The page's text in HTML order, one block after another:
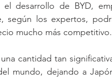
desarrollo de BYD,
según los expertos,
mucho más competitivo.
cantidad tan
mundo, dejando a